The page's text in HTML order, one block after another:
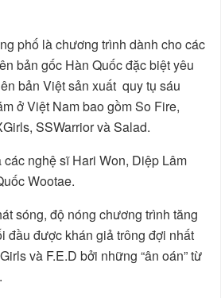
phố là chương trình dành cho các
bản gốc Hàn Quốc đặc biệt yêu
bản Việt sản xuất quy tụ sáu
ở Việt Nam bao gồm So Fire,
SSWarrior và Salad.
nghệ sĩ Hari Won, Diệp Lâm
Wootae.
sóng, độ nóng chương trình tăng
đầu được khán giả trông đợi nhất
và F.E.D bởi những “ân oán” từ